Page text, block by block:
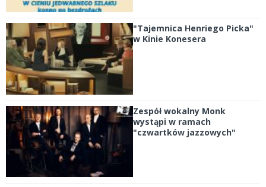
"Tajemnica Henriego Picka"
w Kinie Konesera
Zespół wokalny Monk
wystąpi w ramach
"czwartków jazzowych"